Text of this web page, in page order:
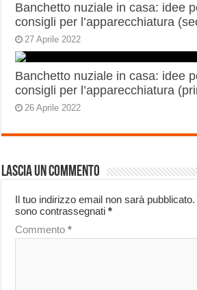
Banchetto nuziale in casa: idee
consigli per l’apparecchiatura
27 Aprile 2022
Banchetto nuziale in casa: idee
consigli per l’apparecchiatura
26 Aprile 2022
Lascia un commento
Il tuo indirizzo email non sarà pubblicato.
sono contrassegnati*
Commento*